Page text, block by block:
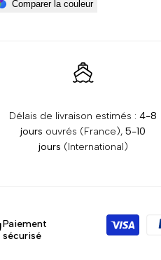
Coloris Coloris
Comparer la couleur
Délais de livraison estimés :4-8
jours ouvrés (France),5-10
jours (International)
Paiement
sécurisé